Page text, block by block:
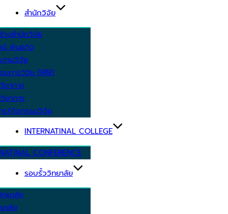
สำนักวิจัย
างสำนักวิจัย
น์ พันธกิจ
งานวิจัย
มการวิจัย (IRB)
ชาการ
ชาการ
ร/กิจกรรมวิจัย
INTERNATINAL COLLEGE
CONFERENCE
รอบรั้ววิทยาลัย
ทยาลัย
าลัย